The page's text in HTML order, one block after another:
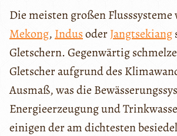
Die meisten großen Flusssysteme
Mekong, IndusoderJangtsekiang
Gletschern. Gegenwärtig
Gletscher aufgrund des
Ausmaß, was die
Energieerzeugung und
einigen der am dichtesten